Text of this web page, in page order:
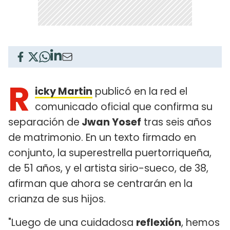
R icky Martin publicó en la red el
comunicado oficial que confirma su
separación de Jwan Yosef tras seis años
de matrimonio. En un texto firmado en
conjunto, la superestrella puertorriqueña,
de 51 años, y el artista sirio-sueco, de 38,
afirman que ahora se centrarán en la
crianza de sus hijos.
"Luego de una cuidadosa reflexión, hemos